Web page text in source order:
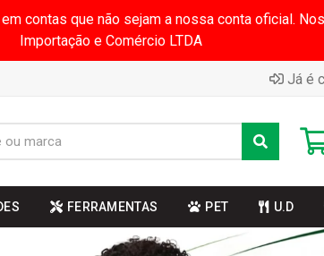
contas que não sejam a nossa conta oficial.
Importação e Comércio LTDA
Já é
FERRAMENTAS PET U.D